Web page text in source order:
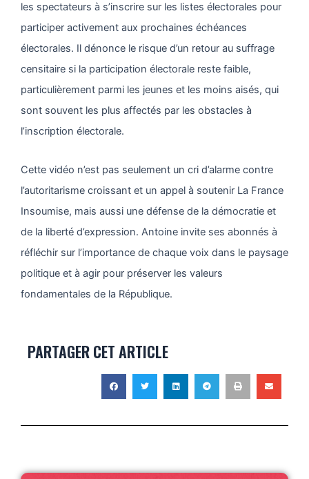
les spectateurs à s’inscrire sur les listes électorales pour
participer activement aux prochaines échéances
électorales. Il dénonce le risque d’un retour au suffrage
censitaire si la participation électorale reste faible,
particulièrement parmi les jeunes et les moins aisés, qui
sont souvent les plus affectés par les obstacles à
l’inscription électorale.
Cette vidéo n’est pas seulement un cri d’alarme contre
l’autoritarisme croissant et un appel à soutenir La France
Insoumise, mais aussi une défense de la démocratie et
de la liberté d’expression. Antoine invite ses abonnés à
réfléchir sur l’importance de chaque voix dans le paysage
politique et à agir pour préserver les valeurs
fondamentales de la République.
PARTAGER CET ARTICLE